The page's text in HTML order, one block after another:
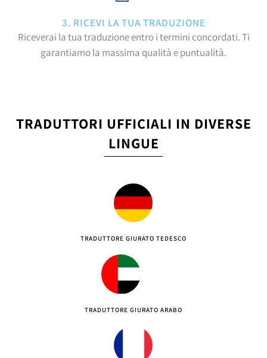
3. RICEVI LA TUA TRADUZIONE
Riceverai la tua traduzione entro i termini concordati. Ti
garantiamo la massima qualità e puntualità.
TRADUTTORI UFFICIALI IN DIVERSE
LINGUE
TRADUTTORE GIURATO TEDESCO
TRADUTTORE GIURATO ARABO